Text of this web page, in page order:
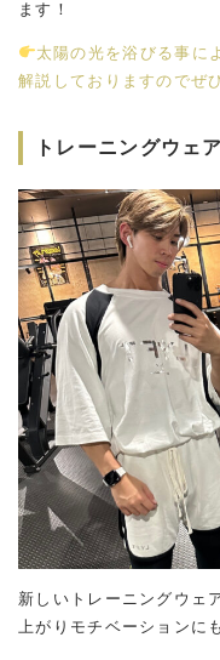
ます！
太陽の光を浴びる事に
解説しておりますのでぜ
トレーニングウェ
新しいトレーニングウェ
上がりモチベーションに